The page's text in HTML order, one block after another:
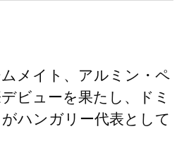
メイト、アルミン・ペ
ビューを果たし、ドミ
ハンガリー代表として